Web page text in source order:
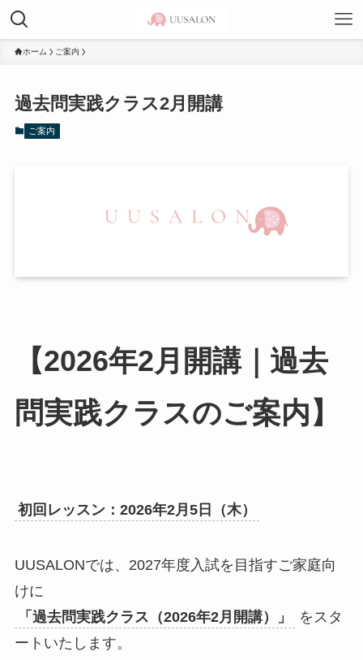
ホーム ご案内
過去問実践クラス2月開講
ご案内
【2026年2月開講｜過去
問実践クラスのご案内】
初回レッスン：2026年2月5日（木）
UUSALONでは、2027年度入試を目指すご家庭向
けに
「過去問実践クラス（2026年2月開講）」
をスタ
ートいたします。